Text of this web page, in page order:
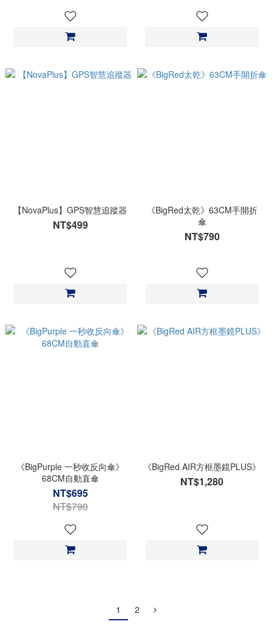
【NovaPlus】GPS智慧追蹤器
NT$499
《BigRed太乾》63CM手開折
傘
NT$790
《BigPurple 一秒收反向傘》
68CM自動直傘
NT$695
NT$790
《BigRed AIR方框墨鏡PLUS》
NT$1,280
1 2